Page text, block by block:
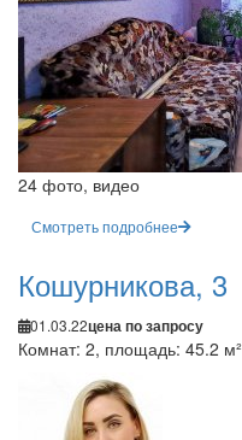
24 фото, видео
Смотреть подробнее
Кошурникова, 3
01.03.22цена по запросу
Комнат: 2, площадь: 45.2 м²